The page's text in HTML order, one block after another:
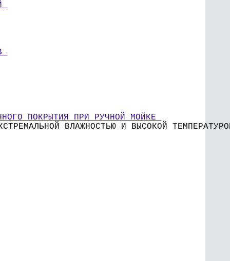
ПОКРЫТИЯ ПРИ РУЧНОЙ МОЙКЕ
ВЛАЖНОСТЬЮ И ВЫСОКОЙ